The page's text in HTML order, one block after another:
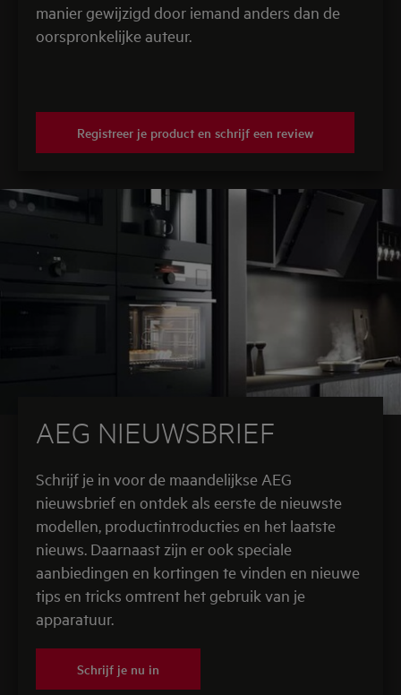
manier gewijzigd door iemand anders dan de
oorspronkelijke auteur.
Registreer je product en schrijf een review
AEG NIEUWSBRIEF
Schrijf je in voor de maandelijkse AEG
nieuwsbrief en ontdek als eerste de nieuwste
modellen, productintroducties en het laatste
nieuws. Daarnaast zijn er ook speciale
aanbiedingen en kortingen te vinden en nieuwe
tips en tricks omtrent het gebruik van je
apparatuur.
Schrijf je nu in